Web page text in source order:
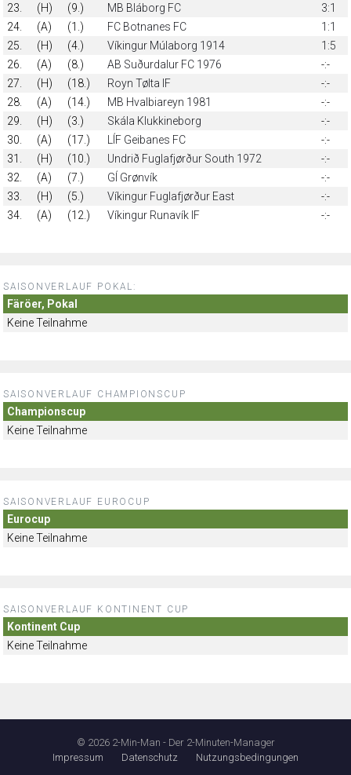
23.
(H) (9.) MB Bláborg FC
3:1
24.
(A) (1.) FC Botnanes FC
1:1
25.
(H) (4.) Víkingur Múlaborg 1914
1:5
26.
(A) (8.) AB Suðurdalur FC 1976
-:-
27.
(H) (18.) Royn Tølta IF
-:-
28.
(A) (14.) MB Hvalbiareyn 1981
-:-
29.
(H) (3.) Skála Klukkineborg
-:-
30.
(A) (17.) LÍF Geibanes FC
-:-
31.
(H) (10.) Undrið Fuglafjørður South 1972
-:-
32.
(A) (7.) GÍ Grønvík
-:-
33.
(H) (5.) Víkingur Fuglafjørður East
-:-
34.
(A) (12.) Víkingur Runavík IF -:-
SAISONVERLAUF POKAL:
Färöer, Pokal
Keine Teilnahme
SAISONVERLAUF CHAMPIONSCUP
Championscup
Keine Teilnahme
SAISONVERLAUF EUROCUP
Eurocup
Keine Teilnahme
SAISONVERLAUF KONTINENT CUP
Kontinent Cup
Keine Teilnahme
© 2026 2-Min-Man - Der 2-Minuten-Manager
Impressum
Datenschutz Nutzungsbedingungen